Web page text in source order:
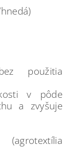
použitia
v pôde
a zvyšuje